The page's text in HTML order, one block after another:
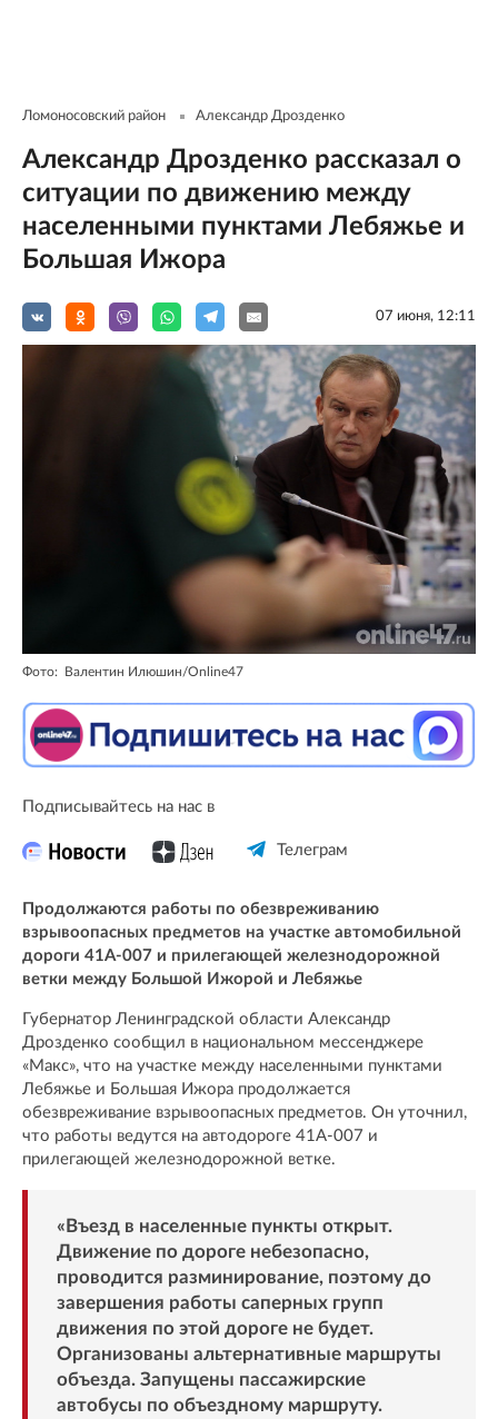
Ломоносовский район Александр Дрозденко
Александр Дрозденко рассказал о
ситуации по движению между
населенными пунктами Лебяжье и
Большая Ижора
07 июня, 12:11
Фото: Валентин Илюшин/Online47
Подписывайтесь на нас в
Телеграм
Продолжаются работы по обезвреживанию
взрывоопасных предметов на участке автомобильной
дороги 41А-007 и прилегающей железнодорожной
ветки между Большой Ижорой и Лебяжье
Губернатор Ленинградской области Александр
Дрозденко сообщил в национальном мессенджере
«Макс», что на участке между населенными пунктами
Лебяжье и Большая Ижора продолжается
обезвреживание взрывоопасных предметов. Он уточнил,
что работы ведутся на автодороге 41А-007 и
прилегающей железнодорожной ветке.
«Въезд в населенные пункты открыт.
Движение по дороге небезопасно,
проводится разминирование, поэтому до
завершения работы саперных групп
движения по этой дороге не будет.
Организованы альтернативные маршруты
объезда. Запущены пассажирские
автобусы по объездному маршруту.